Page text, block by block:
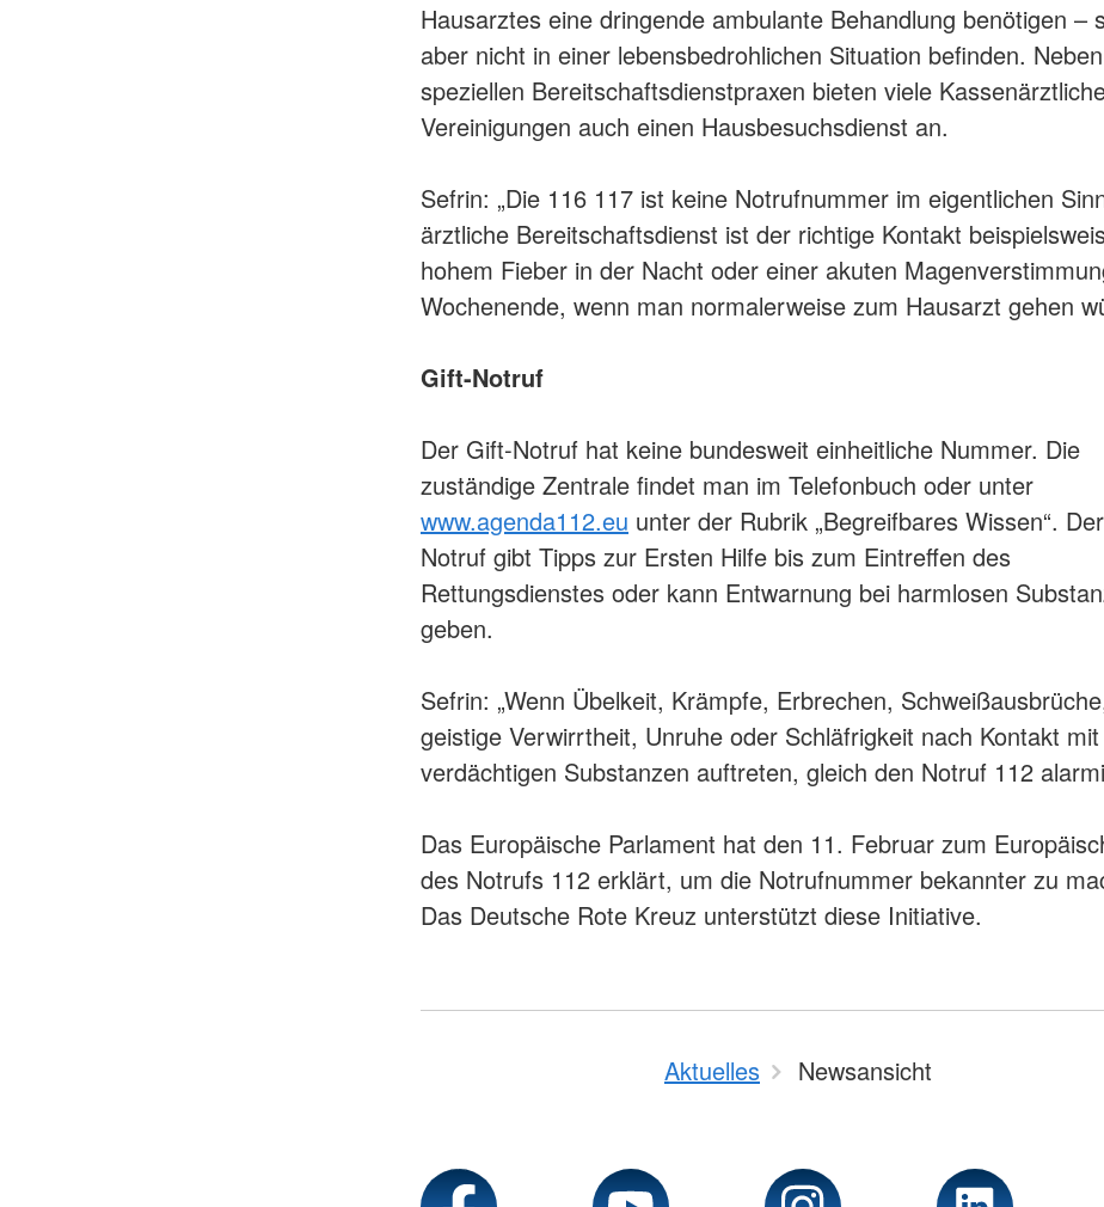
Hausarztes eine dringende ambulante Behandlung benötigen –
aber nicht in einer lebensbedrohlichen Situation befinden. Neben
speziellen Bereitschaftsdienstpraxen bieten viele
Vereinigungen auch einen Hausbesuchsdienst an.
Sefrin: „Die 116 117 ist keine Notrufnummer im eigentlichen
ärztliche Bereitschaftsdienst ist der richtige Kontakt
hohem Fieber in der Nacht oder einer akuten
Wochenende, wenn man normalerweise zum Hausarzt gehen
Gift-Notruf
Der Gift-Notruf hat keine bundesweit einheitliche Nummer. Die
zuständige Zentrale findet man im Telefonbuch oder unter
www.agenda112.eu unter der Rubrik „Begreifbares Wissen“.
Notruf gibt Tipps zur Ersten Hilfe bis zum Eintreffen des
Rettungsdienstes oder kann Entwarnung bei harmlosen
geben.
Sefrin: „Wenn Übelkeit, Krämpfe, Erbrechen,
geistige Verwirrtheit, Unruhe oder Schläfrigkeit nach Kontakt mit
verdächtigen Substanzen auftreten, gleich den Notruf 112
Das Europäische Parlament hat den 11. Februar zum
des Notrufs 112 erklärt, um die Notrufnummer bekannter zu
Das Deutsche Rote Kreuz unterstützt diese Initiative.
Aktuelles Newsansicht